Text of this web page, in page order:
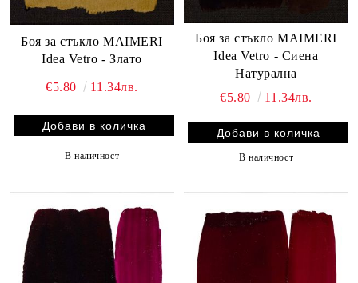
Боя за стъкло MAIMERI
Idea Vetro - Злато
€5.80 11.34лв.
В наличност
Боя за стъкло MAIMERI
Idea Vetro - Сиена
Натурална
€5.80
11.34лв.
В наличност